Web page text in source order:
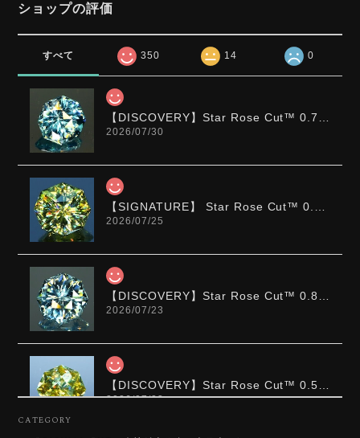
ショップの評価
すべて 350 14 0
2026/07/30
2026/07/25
2026/07/23
2026/07/23
CATEGORY